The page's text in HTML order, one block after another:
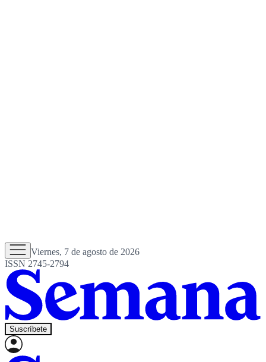
Viernes, 7 de agosto de 2026
ISSN 2745-2794
Suscríbete